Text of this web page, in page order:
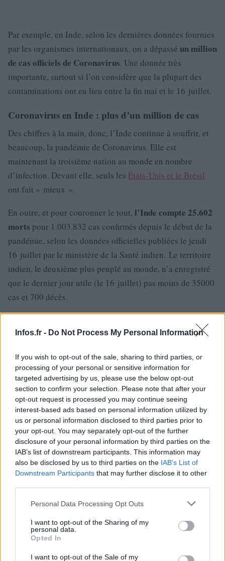
Infos.fr - Do Not Process My Personal Information
If you wish to opt-out of the sale, sharing to third parties, or
processing of your personal or sensitive information for
targeted advertising by us, please use the below opt-out
section to confirm your selection. Please note that after your
opt-out request is processed you may continue seeing
interest-based ads based on personal information utilized by
us or personal information disclosed to third parties prior to
your opt-out. You may separately opt-out of the further
disclosure of your personal information by third parties on the
IAB’s list of downstream participants. This information may
also be disclosed by us to third parties on the IAB’s List of
Downstream Participants that may further disclose it to other
Please note that this website/app uses one or more Google
not limited to your visit or usage behaviour. You may click to
grant or deny consent to Google and its third-party tags to
use your data for below specified purposes in below Google
consent section.
Personal Data Processing Opt Outs
I want to opt-out of the Sharing of my
personal data.
Opted In
I want to opt-out of the Sale of my
Par exemple, en Inde, selon les dernières données fournies
par les organismes internationaux, on a dépassé un million
de cas officiels de Coronavirus. Une donnée très
importante, surtout si l’on considère que la plupart des
contaminations ont eu lieu entre la fin mai et le 16 juillet.
Coronavirus en Inde : plus d’un million de cas
Des chiffres à la main, donc, l’Inde continue à souffrir, et
beaucoup, la pandémie de Coronavirus. Elle est
maintenant la troisième nation au monde en nombre
d’infection. Devant elle, seuls les États-Unis et le Brésil
ont fait « mieux ».
En outre, et pour couronner le tout, l’Inde compte 25.602
morts pour 1.003.832 cas confirmés depuis le début de la
pandémie, selon les données officielles publiées le jeudi
16 juillet par le ministère de la Santé indien. Le territoire
indien, le deuxième plus peuplé au monde, n’a enregistré
que le dernier jour utile (le 16 juillet) pas moins de 35000
cas et 700 décès.
Nouveau record aux Etats-Unis
Pendant ce temps, le Covid n’arrête pas sa course aux
États-Unis.Nouveau record de contagion aux USAselon
le bulletin du 16 juillet : 68.428 cas positifs avec 974